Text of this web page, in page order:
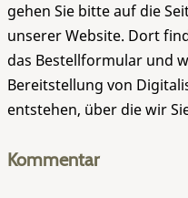
gehen Sie bitte auf die
unserer Website. Dort
das Bestellformular und
Bereitstellung von
entstehen, über die wir
Kommentar